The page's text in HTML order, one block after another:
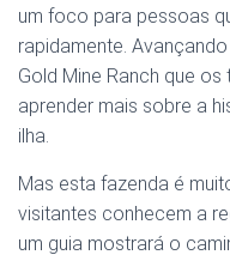
um foco para pessoas
rapidamente.
Gold Mine Ranch que
aprender mais sobre a
ilha.
Mas esta fazenda é
visitantes conhecem a
um guia mostrará o